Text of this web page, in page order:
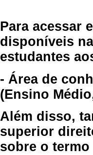
Para acessar
disponíveis
estudantes
- Área de
(Ensino
Além disso,
superior
sobre o termo